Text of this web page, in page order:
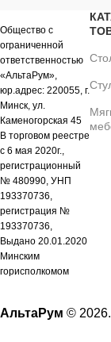
Общество с
ограниченной
ответственностью
«АльтаРум»,
юр.адрес: 220055, г.
Минск, ул.
Каменогорская 45
В торговом реестре
с 6 мая 2020г.,
регистрационный
№ 480990, УНП
193370736,
регистрация №
193370736,
Выдано 20.01.2020
Минским
горисполкомом
АльтаРум © 2026.